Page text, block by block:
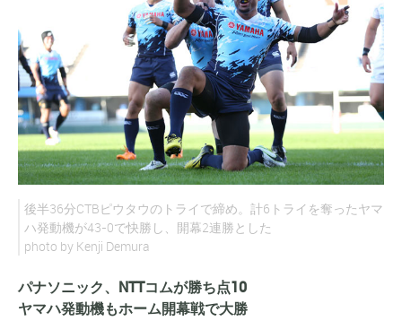
後半36分CTBピウタウのトライで締め。計6トライを奪ったヤマ
ハ発動機が43-0で快勝し、開幕2連勝とした
photo by Kenji Demura
パナソニック、NTTコムが勝ち点10
ヤマハ発動機もホーム開幕戦で大勝